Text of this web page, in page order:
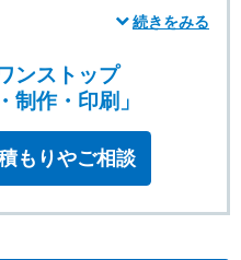
告配布（設置）、物流、
全ワンストップ体制で
を実現します。
続きをみる
ンストップ
制作・印刷」
もりやご相談